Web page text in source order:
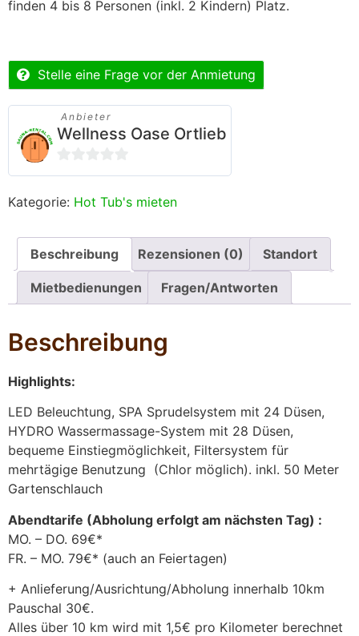
finden 4 bis 8 Personen (inkl. 2 Kindern) Platz.
Stelle eine Frage vor der Anmietung
Anbieter
Wellness Oase Ortlieb
0
Kategorie: Hot Tub's mieten
Beschreibung Rezensionen (0) Standort
Mietbedienungen Fragen/Antworten
Beschreibung
Highlights:
LED Beleuchtung, SPA Sprudelsystem mit 24 Düsen,
HYDRO Wassermassage-System mit 28 Düsen,
bequeme Einstiegmöglichkeit, Filtersystem für
mehrtägige Benutzung (Chlor möglich). inkl. 50 Meter
Gartenschlauch
Abendtarife (Abholung erfolgt am nächsten Tag) :
MO. – DO. 69€*
FR. – MO. 79€* (auch an Feiertagen)
+ Anlieferung/Ausrichtung/Abholung innerhalb 10km
Pauschal 30€.
Alles über 10 km wird mit 1,5€ pro Kilometer berechnet